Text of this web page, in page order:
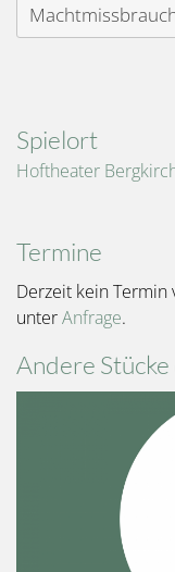
Spielort
Hoftheater
Termine
Derzeit kein Termin
unterAnfrage.
Andere Stücke